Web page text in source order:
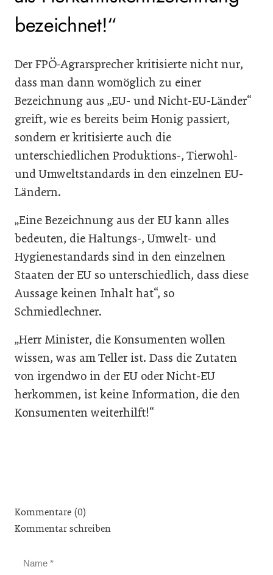
bezeichnet!“
Der FPÖ-Agrarsprecher kritisierte nicht nur,
dass man dann womöglich zu einer
Bezeichnung aus „EU- und Nicht-EU-Länder“
greift, wie es bereits beim Honig passiert,
sondern er kritisierte auch die
unterschiedlichen Produktions-, Tierwohl-
und Umweltstandards in den einzelnen EU-
Ländern.
„Eine Bezeichnung aus der EU kann alles
bedeuten, die Haltungs-, Umwelt- und
Hygienestandards sind in den einzelnen
Staaten der EU so unterschiedlich, dass diese
Aussage keinen Inhalt hat“, so
Schmiedlechner.
„Herr Minister, die Konsumenten wollen
wissen, was am Teller ist. Dass die Zutaten
von irgendwo in der EU oder Nicht-EU
herkommen, ist keine Information, die den
Konsumenten weiterhilft!“
Kommentare (0)
Kommentar schreiben